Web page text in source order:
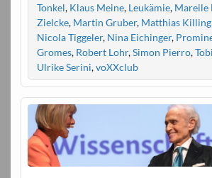
Tonkel, Klaus Meine, Leukämie, Mareile
Zielcke, Martin Gruber, Matthias Killing
Nicola Tiggeler, Nina Eichinger,
Gromes, Robert Lohr,Simon Pierro,
Ulrike Serini,voXXclub